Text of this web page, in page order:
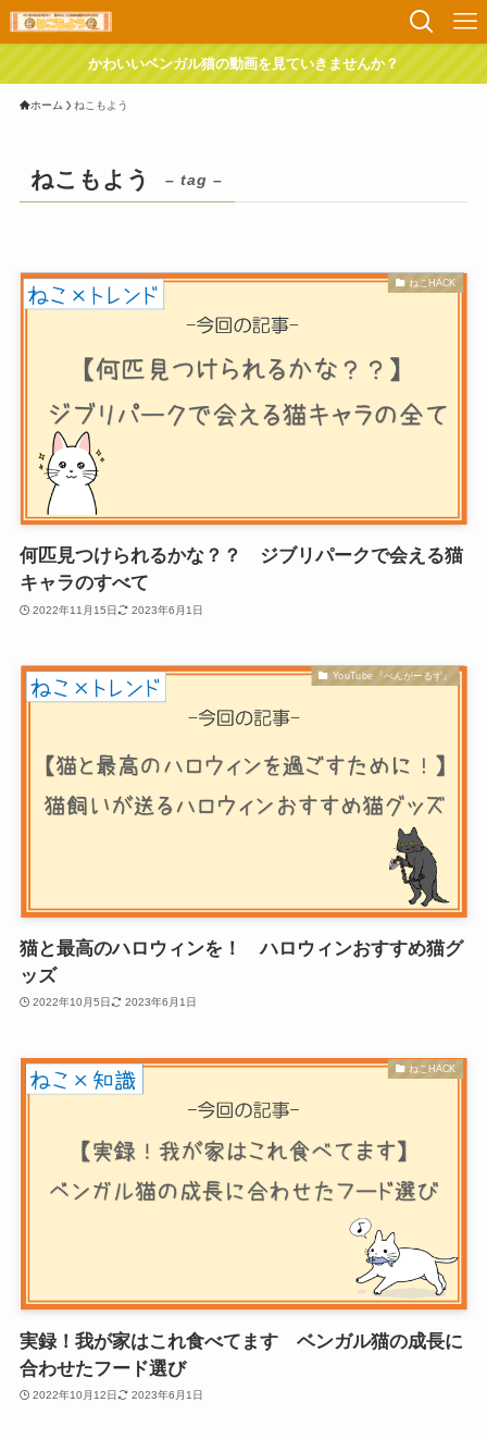
かわいいベンガル猫の動画を見ていきませんか？
ホーム ねこもよう
ねこもよう – tag –
ねこHACK
何匹見つけられるかな？？ ジブリパークで会える猫
キャラのすべて
2022年11月15日 2023年6月1日
YouTube『べんがーるず』
猫と最高のハロウィンを！ ハロウィンおすすめ猫グ
ッズ
2022年10月5日 2023年6月1日
ねこHACK
実録！我が家はこれ食べてます ベンガル猫の成長に
合わせたフード選び
2022年10月12日 2023年6月1日